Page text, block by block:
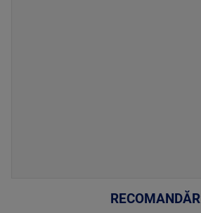
RECOMANDĂRI